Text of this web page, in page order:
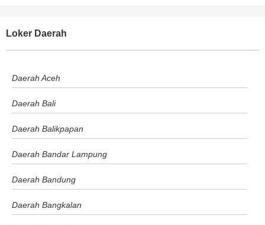
Loker Daerah
Daerah Aceh
Daerah Bali
Daerah Balikpapan
Daerah Bandar Lampung
Daerah Bandung
Daerah Bangkalan